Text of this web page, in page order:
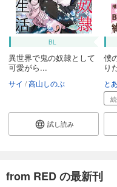
BL
異世界で鬼の奴隷として
可愛がら...
サイ 高山しのぶ
試し読み
僕
り
と
from RED の最新刊